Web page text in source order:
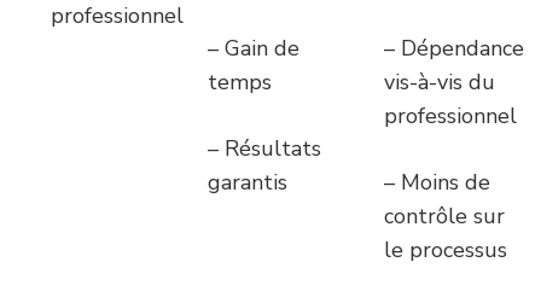
professionnel
– Gain de
temps
– Résultats
garantis
– Dépendance
vis-à-vis du
professionnel
– Moins de
contrôle sur
le processus